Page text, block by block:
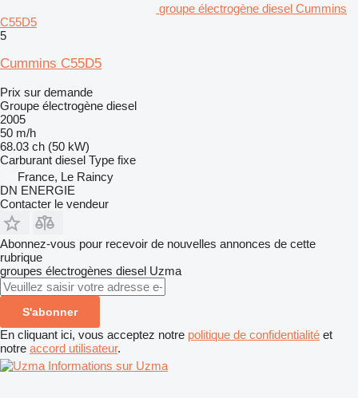
groupe électrogène diesel Cummins
C55D5
5
Cummins C55D5
Prix sur demande
Groupe électrogène diesel
2005
50 m/h
68.03 ch (50 kW)
Carburant diesel Type fixe
France, Le Raincy
DN ENERGIE
Contacter le vendeur
Abonnez-vous pour recevoir de nouvelles annonces de cette
rubrique
groupes électrogènes diesel Uzma
S'abonner
En cliquant ici, vous acceptez notre politique de confidentialité et
notre accord utilisateur.
Informations sur Uzma